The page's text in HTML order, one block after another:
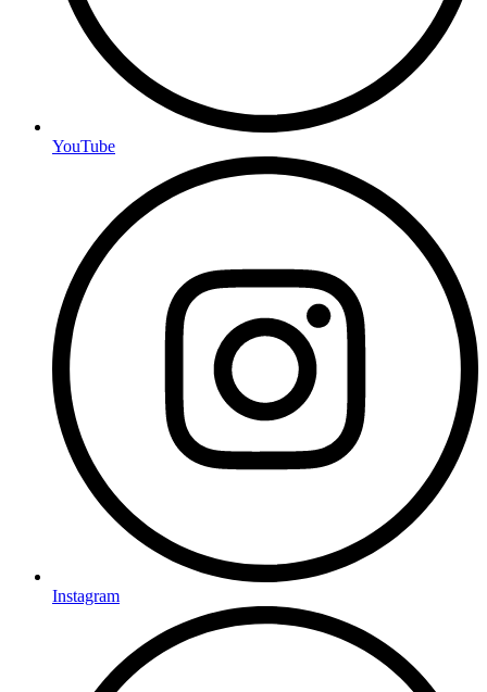
YouTube
Instagram